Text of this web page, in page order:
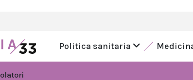
Politica sanitaria